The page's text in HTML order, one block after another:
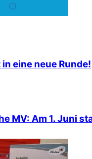
eine neue Runde!
MV: Am 1. Juni